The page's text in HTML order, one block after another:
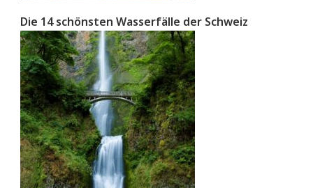
Die 14 schönsten Wasserfälle der Schweiz